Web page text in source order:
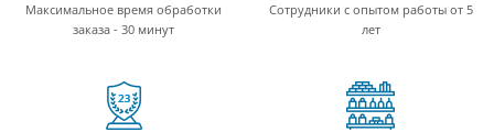
Максимальное время обработки
заказа - 30 минут
Сотрудники с опытом работы от 5
лет